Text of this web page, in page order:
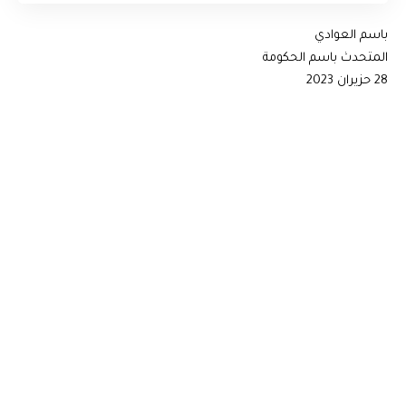
باسم العوادي
المتحدث باسم الحكومة
28 حزيران 2023